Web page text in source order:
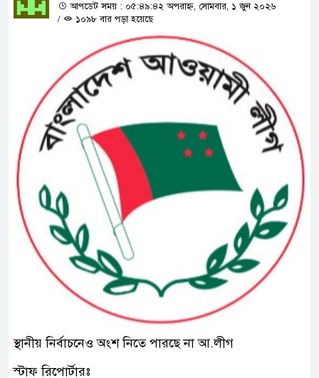
আপডেট সময় : ০৫:৪৯:৪২ অপরাহ্ন, সোমবার, ১ জুন ২০২৬
/
১০৯৮ বার পড়া হয়েছে
স্থানীয় নির্বাচনেও অংশ নিতে পারছে না আ.লীগ
স্টাফ রিপোর্টারঃ